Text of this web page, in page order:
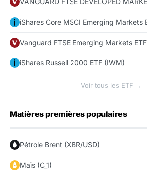
VANGUARD FTSE DEVELOPED
iShares Core MSCI Emerging Markets
Vanguard FTSE Emerging Markets
iShares Russell 2000 ETF (IWM)
Voir tous les ETF →
Matières premières populaires
Pétrole Brent (XBR/USD)
Maïs (C_1)